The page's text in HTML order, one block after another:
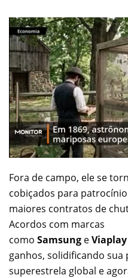
Fora de campo, ele se
cobiçados para
maiores contratos de
Acordos com marcas
como Samsung eViaplay
ganhos, solidificando sua
superestrela global e